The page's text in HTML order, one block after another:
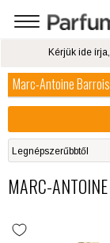
Marc-Antoine Barrois
MARC-